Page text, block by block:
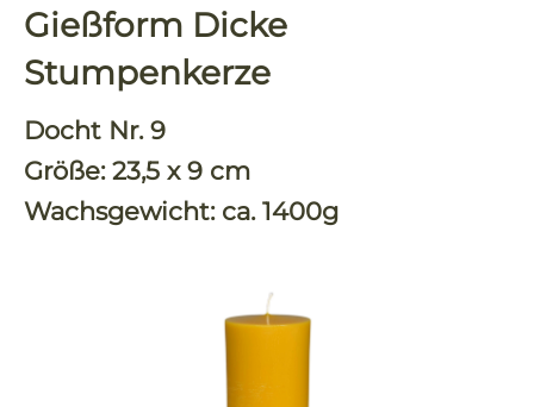
Gießform Dicke
Stumpenkerze
Docht Nr. 9
Größe: 23,5 x 9 cm
Wachsgewicht: ca. 1400g
Bildergalerie überspringen